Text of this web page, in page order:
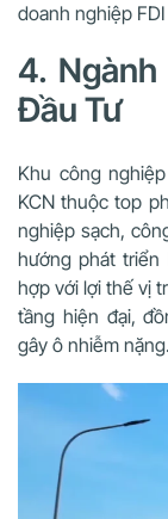
doanh nghiệp
4.
Đầu Tư
Khu công
KCN thuộc top
nghiệp sạch,
hướng phát
hợp với lợi thế vị
tầng hiện đại,
gây ô nhiễm nặng.